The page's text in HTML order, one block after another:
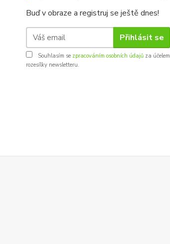
Buď v obraze a registruj se ještě dnes!
Přihlásit se
Souhlasím se zpracováním osobních údajů za účelem
rozesílky newsletteru.